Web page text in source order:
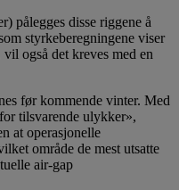
pålegges disse riggene å
styrkeberegningene viser
også det kreves med en
før kommende vinter. Med
tilsvarende ulykker»,
at operasjonelle
område de mest utsatte
air-gap